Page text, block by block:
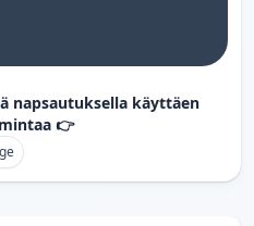
napsautuksella käyttäen
👉